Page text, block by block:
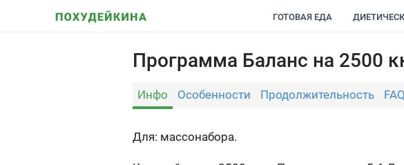
ГОТОВАЯ ЕДА
Программа Баланс на 2500
Инфо Особенности Продолжительность FAQ
Для: массонабора.